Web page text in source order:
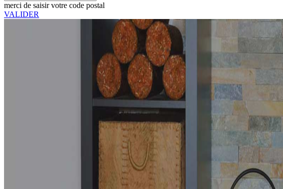
merci de saisir votre code postal
VALIDER